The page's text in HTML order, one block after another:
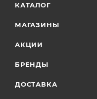
КАТАЛОГ
МАГАЗИНЫ
АКЦИИ
БРЕНДЫ
ДОСТАВКА